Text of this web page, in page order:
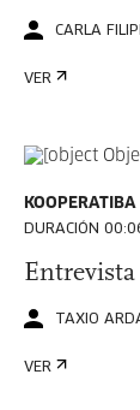
CARLA
VER
KOOPERATIBA
DURACIÓN
TAXIO
VER